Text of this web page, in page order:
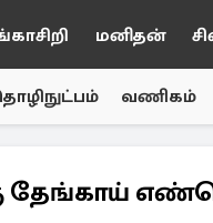
மனிதன்
வணிகம்
தேங்காய்